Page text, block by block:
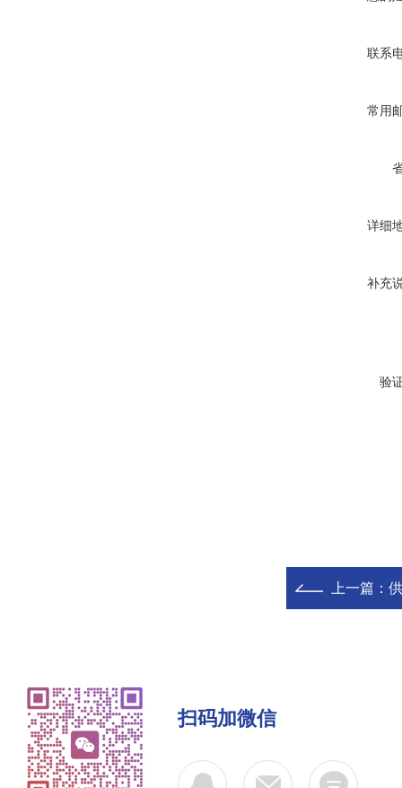
联系
常用
详细
补充
验
上一篇：
扫码加微信